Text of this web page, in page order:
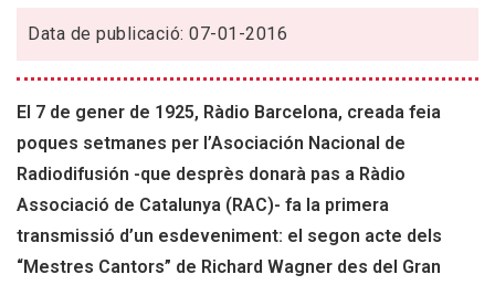
la
de
ràdio
des
del
Liceu
Data de publicació: 07-01-2016
El 7 de gener de 1925, Ràdio Barcelona, creada feia
poques setmanes per l’Asociación Nacional de
Radiodifusión -que desprès donarà pas a Ràdio
Associació de Catalunya (RAC)- fa la primera
transmissió d’un esdeveniment: el segon acte dels
“Mestres Cantors” de Richard Wagner des del Gran